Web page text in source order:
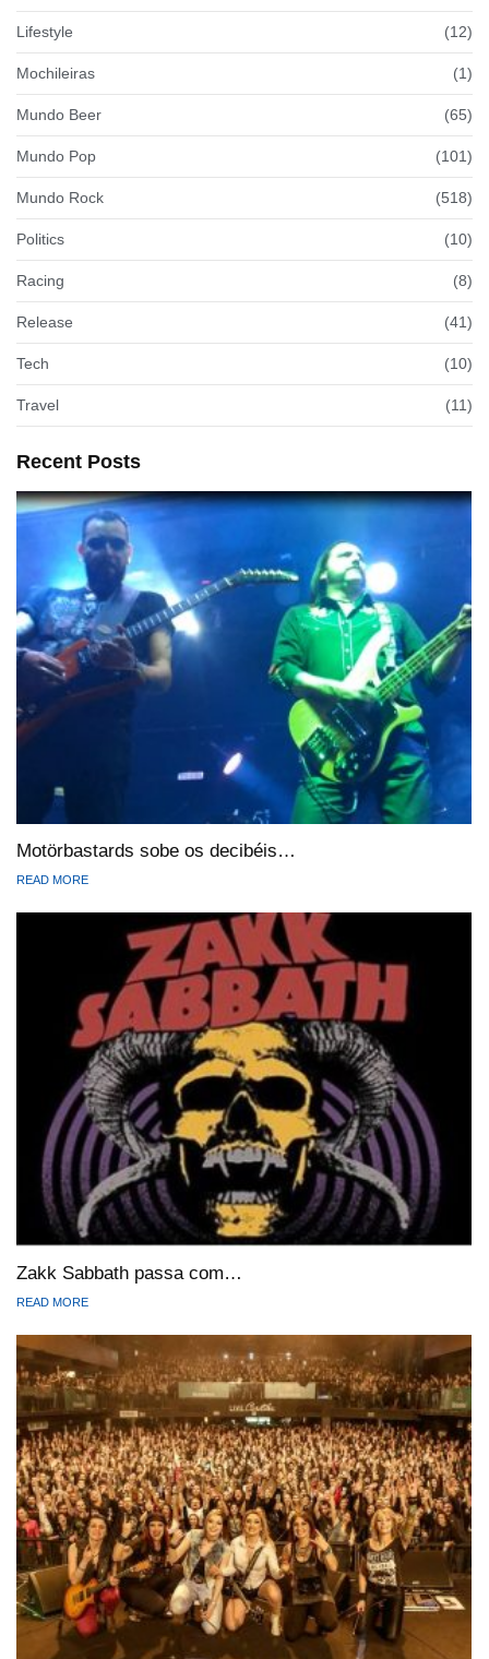
Lifestyle (12)
Mochileiras (1)
Mundo Beer (65)
Mundo Pop (101)
Mundo Rock (518)
Politics (10)
Racing (8)
Release (41)
Tech (10)
Travel (11)
Recent Posts
Motörbastards sobe os decibéis…
READ MORE
Zakk Sabbath passa com…
READ MORE